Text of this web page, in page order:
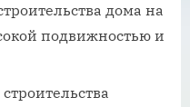
дома на
подвижностью и